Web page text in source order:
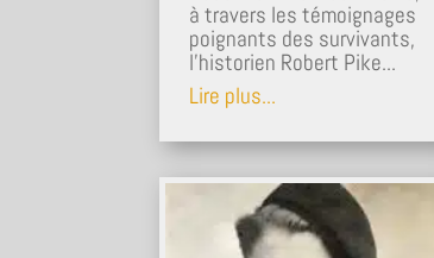
à travers les témoignages
poignants des survivants,
l'historien Robert Pike...
Lire plus...